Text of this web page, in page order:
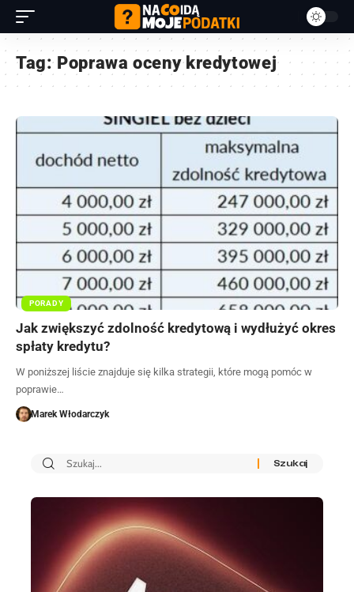
Tag: Poprawa oceny kredytowej
PORADY
Jak zwiększyć zdolność kredytową i wydłużyć okres
spłaty kredytu?
W poniższej liście znajduje się kilka strategii, które mogą pomóc w
poprawie…
Marek Włodarczyk